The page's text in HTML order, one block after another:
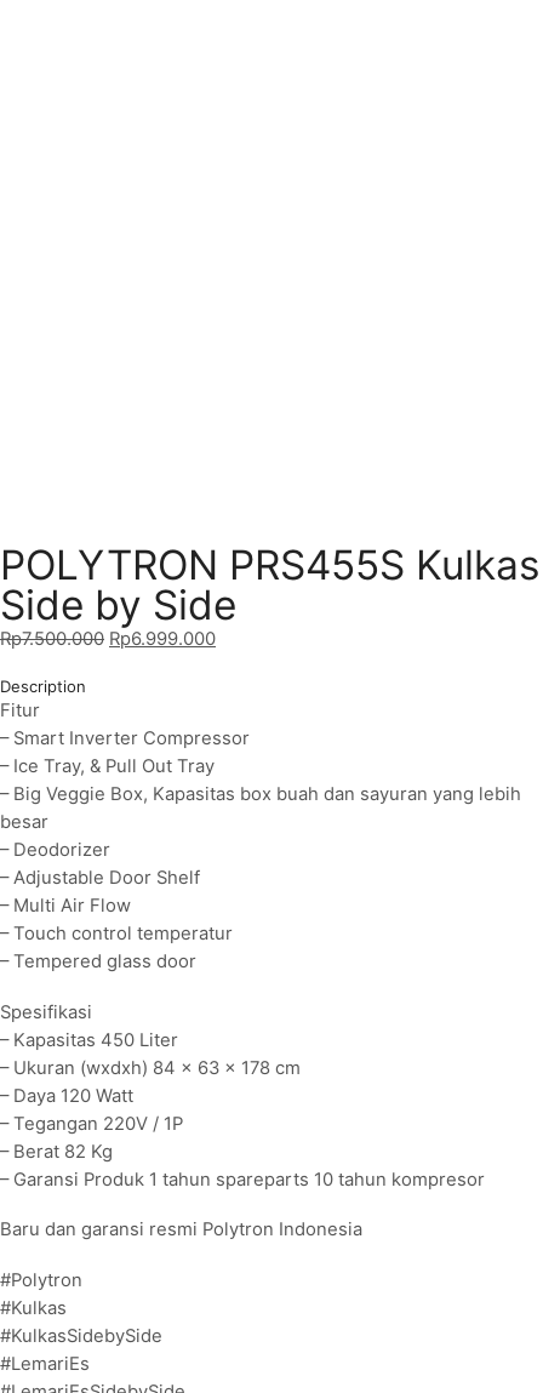
POLYTRON PRS455S Kulkas
Side by Side
Rp7.500.000 Rp6.999.000
Description
Fitur
– Smart Inverter Compressor
– Ice Tray, & Pull Out Tray
– Big Veggie Box, Kapasitas box buah dan sayuran yang lebih
besar
– Deodorizer
– Adjustable Door Shelf
– Multi Air Flow
– Touch control temperatur
– Tempered glass door
Spesifikasi
– Kapasitas 450 Liter
– Ukuran (wxdxh) 84 x 63 x 178 cm
– Daya 120 Watt
– Tegangan 220V / 1P
– Berat 82 Kg
– Garansi Produk 1 tahun spareparts 10 tahun kompresor
Baru dan garansi resmi Polytron Indonesia
#Polytron
#Kulkas
#KulkasSidebySide
#LemariEs